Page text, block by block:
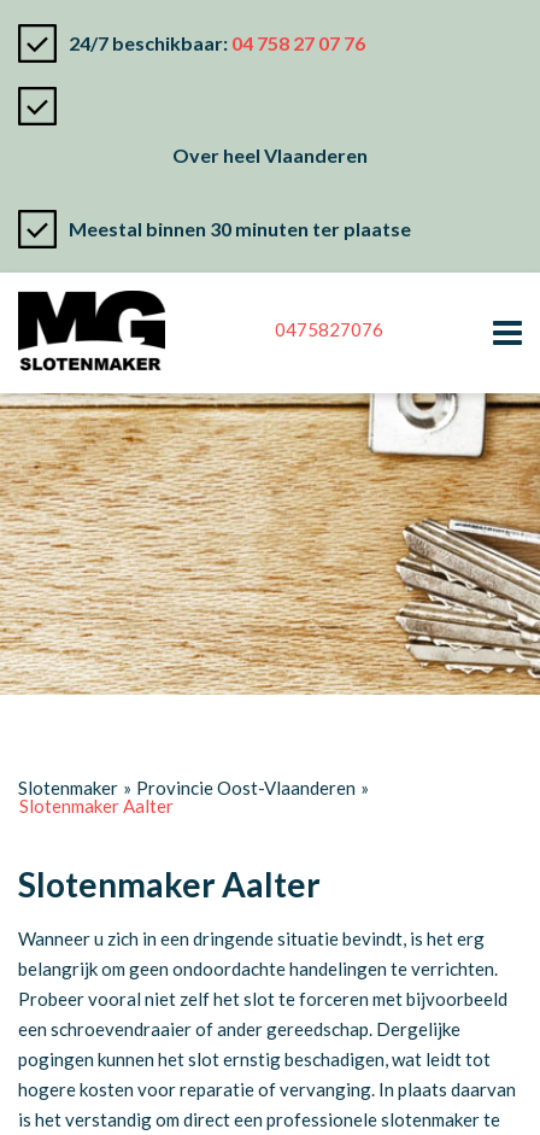
24/7 beschikbaar: 04 758 27 07 76
Over heel Vlaanderen
Meestal binnen 30 minuten ter plaatse
0475827076
Slotenmaker » Provincie Oost-Vlaanderen »
Slotenmaker Aalter
Slotenmaker Aalter
Wanneer u zich in een dringende situatie bevindt, is het erg
belangrijk om geen ondoordachte handelingen te verrichten.
Probeer vooral niet zelf het slot te forceren met bijvoorbeeld
een schroevendraaier of ander gereedschap. Dergelijke
pogingen kunnen het slot ernstig beschadigen, wat leidt tot
hogere kosten voor reparatie of vervanging. In plaats daarvan
is het verstandig om direct een professionele slotenmaker te